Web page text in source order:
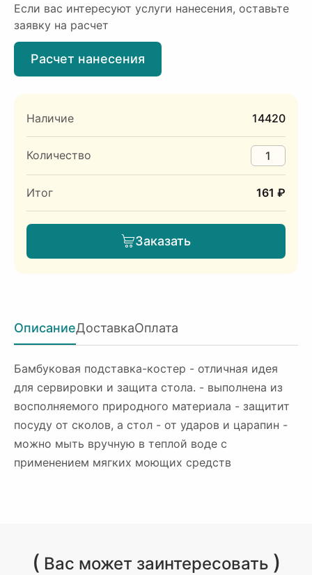
Если вас интересуют услуги нанесения, оставьте
заявку на расчет
Расчет нанесения
Наличие 14420
Количество
Итог 161 ₽
Заказать
ОписаниеДоставкаОплата
Бамбуковая подставка-костер - отличная идея
для сервировки и защита стола. - выполнена из
восполняемого природного материала - защитит
посуду от сколов, а стол - от ударов и царапин -
можно мыть вручную в теплой воде с
применением мягких моющих средств
( Вас может заинтересовать )